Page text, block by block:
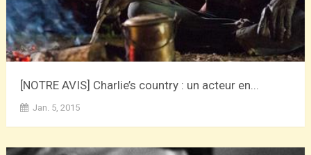
[NOTRE AVIS] Charlie’s country : un acteur en...
Jan. 5, 2015